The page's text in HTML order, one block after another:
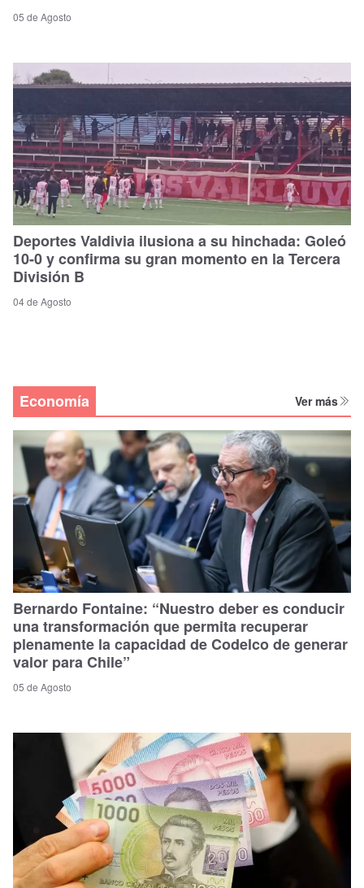
05 de Agosto
Deportes Valdivia ilusiona a su hinchada: Goleó
10-0 y confirma su gran momento en la Tercera
División B
04 de Agosto
Economía Ver más
Bernardo Fontaine: “Nuestro deber es conducir
una transformación que permita recuperar
plenamente la capacidad de Codelco de generar
valor para Chile”
05 de Agosto